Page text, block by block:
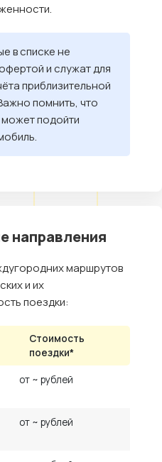
в списке не
и служат для
приблизительной
помнить, что
подойти
направления
маршрутов
и их
поездки:
Стоимость
поездки*
от ~ рублей
от ~ рублей